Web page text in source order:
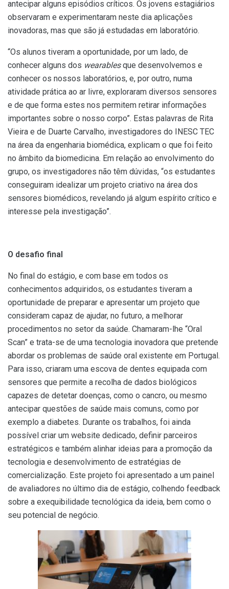
antecipar alguns episódios críticos. Os jovens estagiários
observaram e experimentaram neste dia aplicações
inovadoras, mas que são já estudadas em laboratório.
“Os alunos tiveram a oportunidade, por um lado, de
conhecer alguns dos wearablesque desenvolvemos e
conhecer os nossos laboratórios, e, por outro, numa
atividade prática ao ar livre, exploraram diversos sensores
e de que forma estes nos permitem retirar informações
importantes sobre o nosso corpo”. Estas palavras de Rita
Vieira e de Duarte Carvalho, investigadores do INESC TEC
na área da engenharia biomédica, explicam o que foi feito
no âmbito da biomedicina. Em relação ao envolvimento do
grupo, os investigadores não têm dúvidas, “os estudantes
conseguiram idealizar um projeto criativo na área dos
sensores biomédicos, revelando já algum espírito crítico e
interesse pela investigação”.
O desafio final
No final do estágio, e com base em todos os
conhecimentos adquiridos, os estudantes tiveram a
oportunidade de preparar e apresentar um projeto que
consideram capaz de ajudar, no futuro, a melhorar
procedimentos no setor da saúde. Chamaram-lhe “Oral
Scan” e trata-se de uma tecnologia inovadora que pretende
abordar os problemas de saúde oral existente em Portugal.
Para isso, criaram uma escova de dentes equipada com
sensores que permite a recolha de dados biológicos
capazes de detetar doenças, como o cancro, ou mesmo
antecipar questões de saúde mais comuns, como por
exemplo a diabetes. Durante os trabalhos, foi ainda
possível criar um website dedicado, definir parceiros
estratégicos e também alinhar ideias para a promoção da
tecnologia e desenvolvimento de estratégias de
comercialização. Este projeto foi apresentado a um painel
de avaliadores no último dia de estágio, colhendo feedback
sobre a exequibilidade tecnológica da ideia, bem como o
seu potencial de negócio.